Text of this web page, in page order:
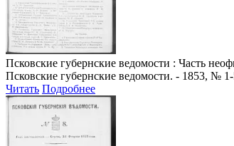
Псковские губернские ведомости : Часть
Псковские губернские ведомости. - 1853, №
Читать Подробнее